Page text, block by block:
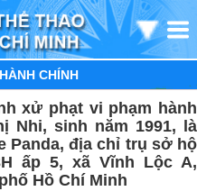
CHÍNH
xử phạt vi phạm hành
Nhi, sinh năm 1991, là
Panda, địa chỉ trụ sở hộ
ấp 5, xã Vĩnh Lộc A,
Hồ Chí Minh